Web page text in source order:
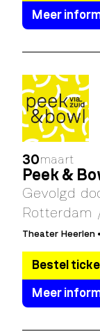
Meer
30maart
Peek &
Gevolgd
Rotterdam
Theater Heerlen
Bestel
Meer